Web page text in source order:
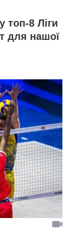
топ-8 Ліги
для нашої